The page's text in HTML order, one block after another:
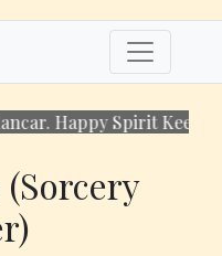
Happy Spirit Keeping!